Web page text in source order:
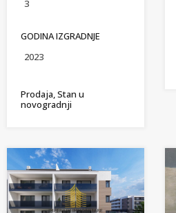
3
GODINA IZGRADNJE
2023
Prodaja, Stan u
novogradnji